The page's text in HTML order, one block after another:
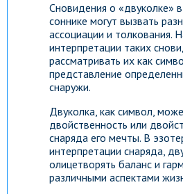
Сновидения о «двуколке»
соннике могут вызвать
ассоциации и толкования.
интерпретации таких
рассматривать их как
представление
снаружи.
Двуколка, как символ,
двойственность или
снаряда его мечты. В
интерпретации снаряда,
олицетворять баланс и
различными аспектами